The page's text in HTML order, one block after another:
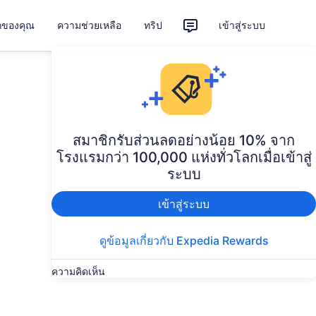
ของคุณ ความช่วยเหลือ ทริป เข้าสู่ระบบ
สมาชิกรับส่วนลดอย่างน้อย 10% จาก
โรงแรมกว่า 100,000 แห่งทั่วโลกเมื่อเข้าสู่
ระบบ
เข้าสู่ระบบ
ดูข้อมูลเกี่ยวกับ Expedia Rewards
ความคิดเห็น